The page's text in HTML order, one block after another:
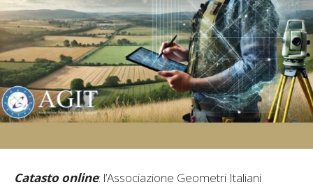
Catasto online: l’Associazione Geometri Italiani